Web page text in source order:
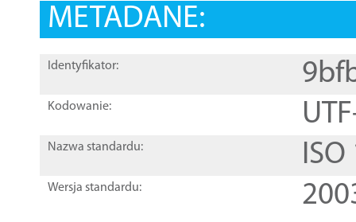
METADANE:
Identyfikator:
Kodowanie:
Nazwa standardu:
Wersja standardu: